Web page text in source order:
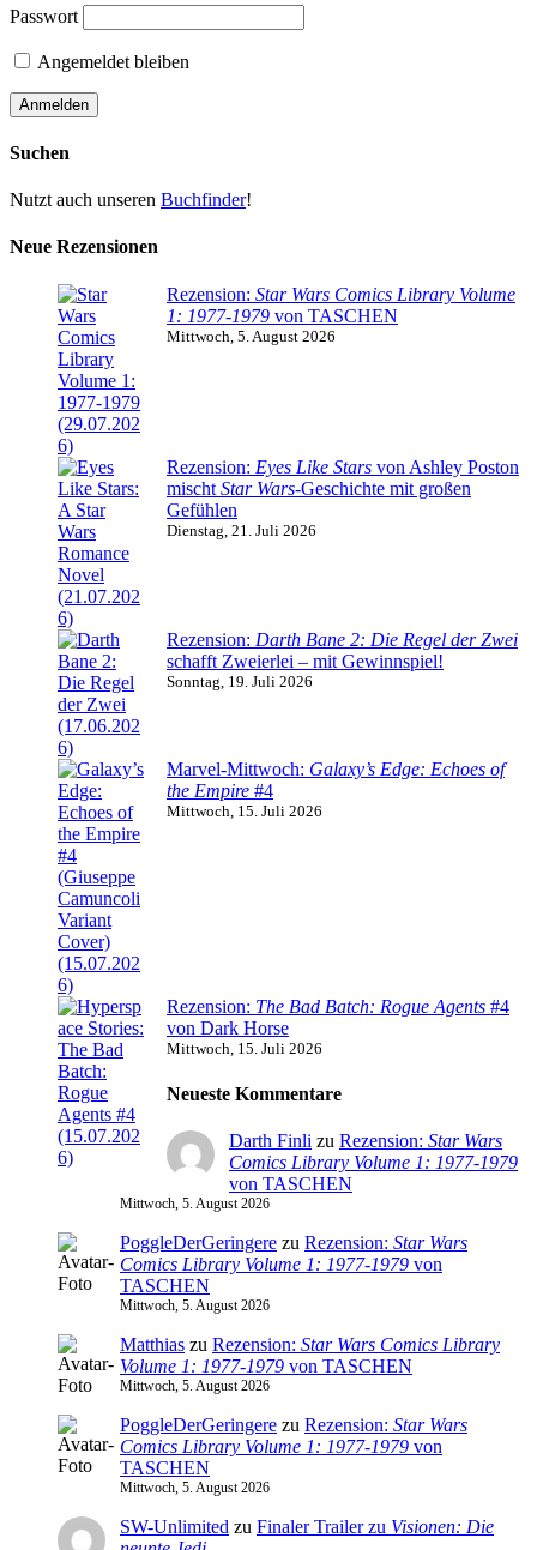
Passwort
Angemeldet bleiben
Suchen
Nutzt auch unseren Buchfinder!
Neue Rezensionen
Rezension: Star Wars Comics Library Volume
1: 1977-1979 von TASCHEN
Mittwoch, 5. August 2026
Rezension: Eyes Like Stars von Ashley Poston
mischt Star Wars-Geschichte mit großen
Gefühlen
Dienstag, 21. Juli 2026
Rezension: Darth Bane 2: Die Regel der Zwei
schafft Zweierlei – mit Gewinnspiel!
Sonntag, 19. Juli 2026
Marvel-Mittwoch: Galaxy’s Edge: Echoes of
the Empire #4
Mittwoch, 15. Juli 2026
Rezension: The Bad Batch: Rogue Agents #4
von Dark Horse
Mittwoch, 15. Juli 2026
Neueste Kommentare
Darth Finli zu Rezension: Star Wars
Comics Library Volume 1: 1977-1979
von TASCHEN
Mittwoch, 5. August 2026
PoggleDerGeringere zu Rezension: Star Wars
Comics Library Volume 1: 1977-1979 von
TASCHEN
Mittwoch, 5. August 2026
Matthias zu Rezension: Star Wars Comics Library
Volume 1: 1977-1979 von TASCHEN
Mittwoch, 5. August 2026
PoggleDerGeringere zu Rezension: Star Wars
Comics Library Volume 1: 1977-1979 von
TASCHEN
Mittwoch, 5. August 2026
SW-Unlimited zu Finaler Trailer zu Visionen: Die